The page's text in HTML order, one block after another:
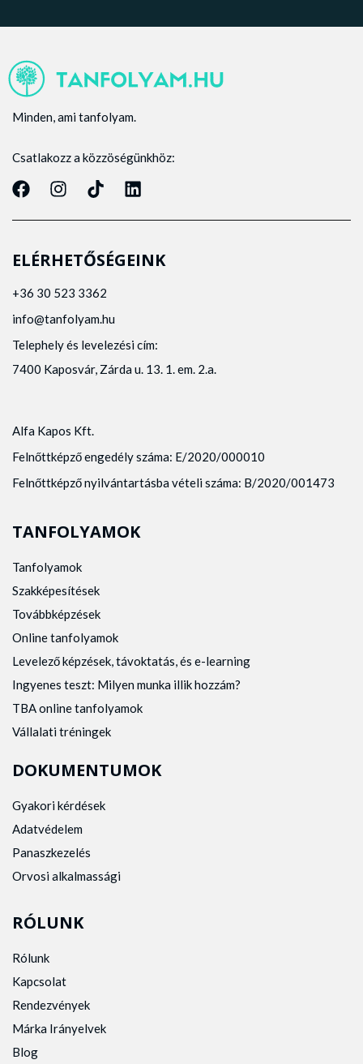
Minden, ami tanfolyam.
Csatlakozz a közzöségünkhöz:
ELÉRHETŐSÉGEINK
+36 30 523 3362
info@tanfolyam.hu
Telephely és levelezési cím:
7400 Kaposvár, Zárda u. 13. 1. em. 2.a.
Alfa Kapos Kft.
Felnőttképző engedély száma: E/2020/000010
Felnőttképző nyilvántartásba vételi száma: B/2020/001473
TANFOLYAMOK
Tanfolyamok
Szakképesítések
Továbbképzések
Online tanfolyamok
Levelező képzések, távoktatás, és e-learning
Ingyenes teszt: Milyen munka illik hozzám?
TBA online tanfolyamok
Vállalati tréningek
DOKUMENTUMOK
Gyakori kérdések
Adatvédelem
Panaszkezelés
Orvosi alkalmassági
RÓLUNK
Rólunk
Kapcsolat
Rendezvények
Márka Irányelvek
Blog